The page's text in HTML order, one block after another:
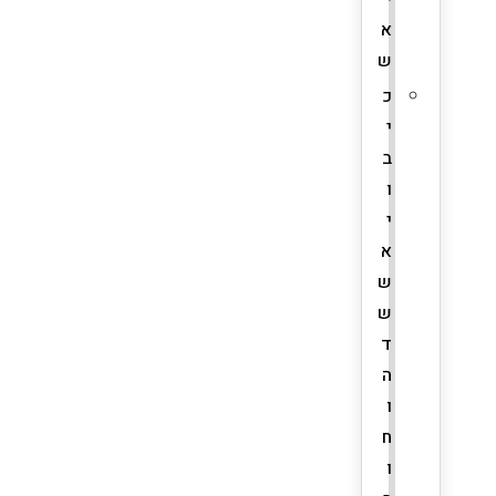
א
ש
כ
י
ב
ו
י
א
ש
ש
ד
ה
ו
ח
ו